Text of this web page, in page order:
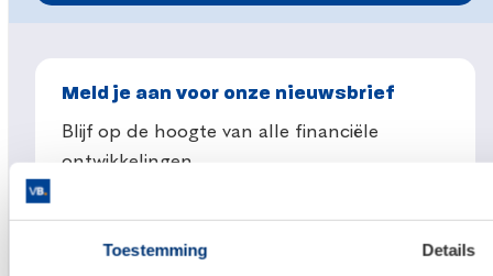
Toestemming Details
Meld je aan voor onze nieuwsbrief
Blijf op de hoogte van alle financiële
ontwikkelingen.